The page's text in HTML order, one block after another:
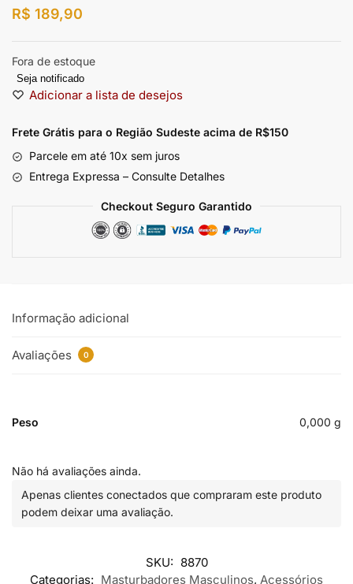
R$ 189,90
Fora de estoque
Seja notificado
Adicionar a lista de desejos
Frete Grátis para o Região Sudeste acima de R$150
Parcele em até 10x sem juros
Entrega Expressa – Consulte Detalhes
Checkout Seguro Garantido
Informação adicional
Avaliações 0
Peso 0,000 g
Não há avaliações ainda.
Apenas clientes conectados que compraram este produto
podem deixar uma avaliação.
SKU: 8870
Categorias: Masturbadores Masculinos, Acessórios